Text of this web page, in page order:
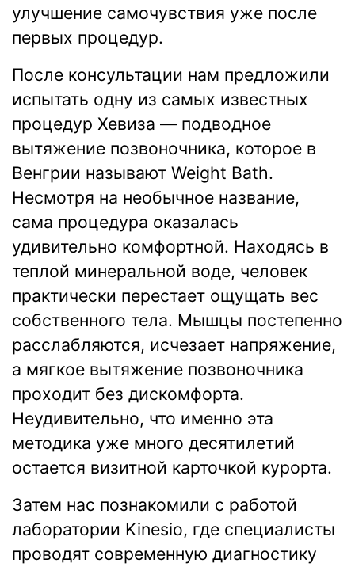
улучшение самочувствия уже после
первых процедур.
После консультации нам предложили
испытать одну из самых известных
процедур Хевиза — подводное
вытяжение позвоночника, которое в
Венгрии называют Weight Bath.
Несмотря на необычное название,
сама процедура оказалась
удивительно комфортной. Находясь в
теплой минеральной воде, человек
практически перестает ощущать вес
собственного тела. Мышцы постепенно
расслабляются, исчезает напряжение,
а мягкое вытяжение позвоночника
проходит без дискомфорта.
Неудивительно, что именно эта
методика уже много десятилетий
остается визитной карточкой курорта.
Затем нас познакомили с работой
лаборатории Kinesio, где специалисты
проводят современную диагностику